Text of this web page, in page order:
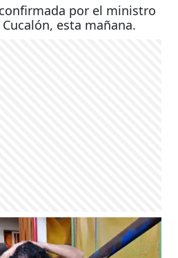
por el ministro
esta mañana.